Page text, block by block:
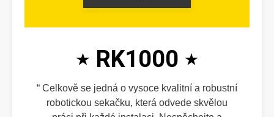
RK1000
Celkově se jedná o vysoce kvalitní a robustní
robotickou sekačku, která odvede skvělou